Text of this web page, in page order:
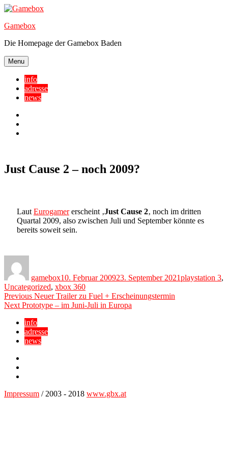
Skip
content
Gamebox
Die Homepage der Gamebox Baden
Menu
info
adresse
news
Just Cause 2 – noch 2009?
Laut Eurogamererscheint ‚Just Cause 2‚ noch im dritten
Quartal 2009, also zwischen Juli und September könnte es
bereits soweit sein.
gamebox10. Februar 200923. September 2021playstation 3,
Uncategorized, xbox 360
Beitragsnavigation
Previous Previous
post:
Neuer Trailer zu Fuel + Erscheinungstermin
Next Next
Prototype – im Juni-Juli in Europa
info
adresse
news
Impressum / 2003 - 2018 www.gbx.at